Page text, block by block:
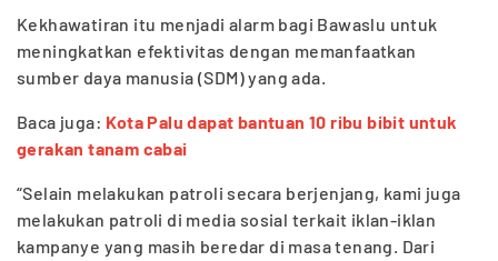
Kekhawatiran itu menjadi alarm bagi Bawaslu untuk
meningkatkan efektivitas dengan memanfaatkan
sumber daya manusia (SDM) yang ada.
Baca juga: Kota Palu dapat bantuan 10 ribu bibit untuk
gerakan tanam cabai
“Selain melakukan patroli secara berjenjang, kami juga
melakukan patroli di media sosial terkait iklan-iklan
kampanye yang masih beredar di masa tenang. Dari